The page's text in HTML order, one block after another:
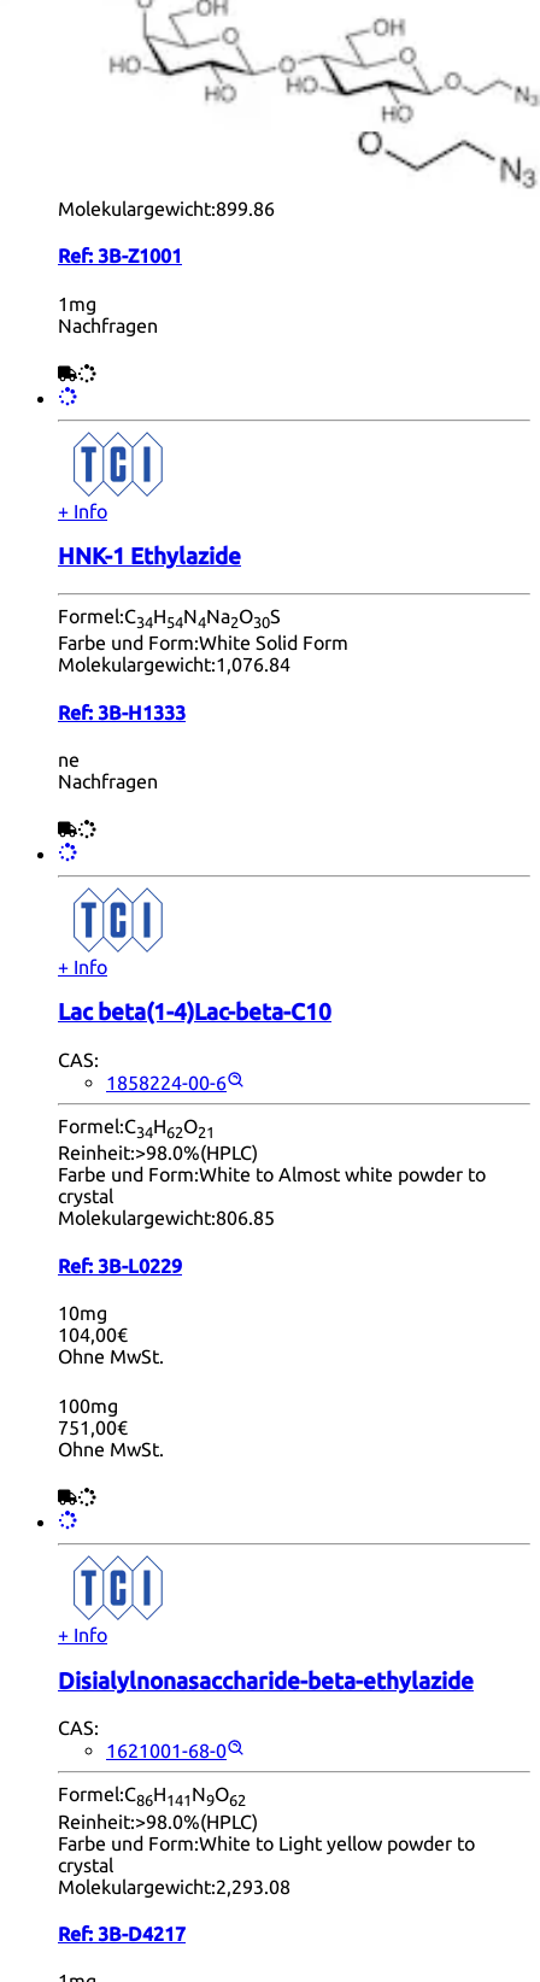
LacDiNAc Dimer Ethylazide- biotynylated
Molekulargewicht:899.86
Ref: 3B-Z1001
1mg
Nachfragen
+ Info
HNK-1 Ethylazide
Formel:C34H54N4Na2O30S
Farbe und Form:White Solid Form
Molekulargewicht:1,076.84
Ref: 3B-H1333
ne
Nachfragen
+ Info
Lac beta(1-4)Lac-beta-C10
CAS:
1858224-00-6
Formel:C34H62O21
Reinheit:>98.0%(HPLC)
Farbe und Form:White to Almost white powder to
crystal
Molekulargewicht:806.85
Ref: 3B-L0229
10mg
104,00€
Ohne MwSt.
100mg
751,00€
Ohne MwSt.
+ Info
Disialylnonasaccharide-beta-ethylazide
CAS:
1621001-68-0
Formel:C86H141 N9O62
Reinheit:>98.0%(HPLC)
Farbe und Form:White to Light yellow powder to
crystal
Molekulargewicht:2,293.08
Ref: 3B-D4217